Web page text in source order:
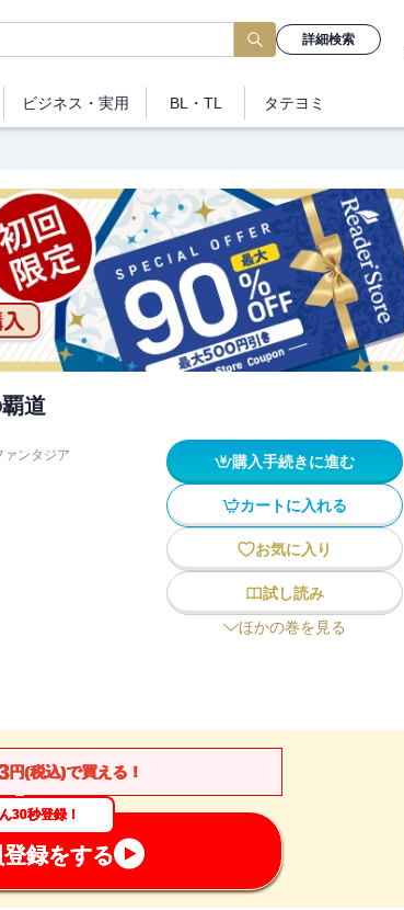
詳細検索
ビジネス ・実用 BL・TL タテヨミ
道
ンタジア 購入手続きに進む
カートに入れる
お気に入り
試し読み
ほかの巻を見る
円(税込)で買える！
30秒登録！
録をする